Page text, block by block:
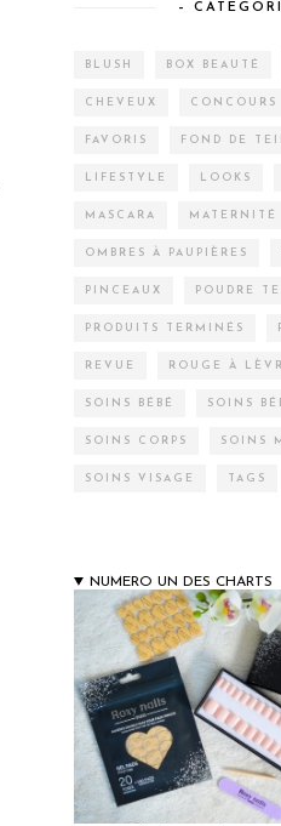
–
BLUSH BOX BEAUTÉ
CHEVEUX CONCOURS
FAVORIS FOND DE
LIFESTYLE LOOKS
MASCARA MATERNITÉ
OMBRES À PAUPIÈRES
PINCEAUX POUDRE
PRODUITS TERMINÉS
REVUE ROUGE À
SOINS BÉBÉ SOINS
SOINS CORPS SOINS
SOINS VISAGE TAGS
NUMERO UN DES CHARTS